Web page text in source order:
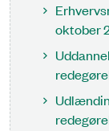
oktober